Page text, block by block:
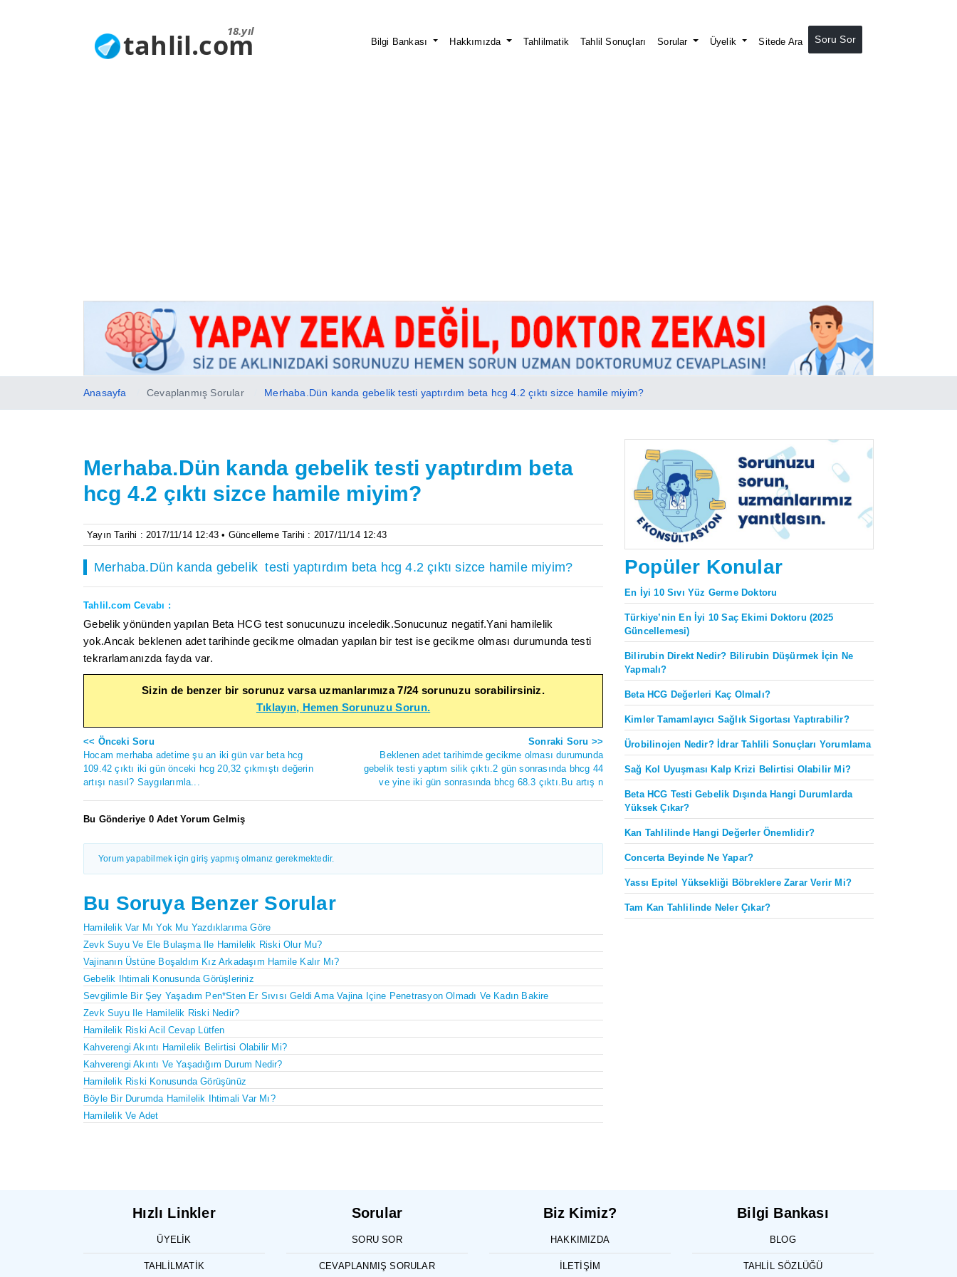
18.yıl
tahlil.com Bilgi Bankası Hakkımızda Tahlilmatik Tahlil Sonuçları Sorular Üyelik Sitede Ara Soru Sor
Anasayfa Cevaplanmış Sorular Merhaba.Dün kanda gebelik testi yaptırdım beta hcg 4.2 çıktı sizce hamile miyim?
Merhaba.Dün kanda gebelik testi yaptırdım beta
hcg 4.2 çıktı sizce hamile miyim?
Yayın Tarihi : 2017/11/14 12:43 • Güncelleme Tarihi : 2017/11/14 12:43
Merhaba.Dün kanda gebelik testi yaptırdım beta hcg 4.2 çıktı sizce hamile miyim?
Tahlil.com Cevabı :
Gebelik yönünden yapılan Beta HCG test sonucunuzu inceledik.Sonucunuz negatif.Yani hamilelik
yok.Ancak beklenen adet tarihinde gecikme olmadan yapılan bir test ise gecikme olması durumunda testi
tekrarlamanızda fayda var.
Sizin de benzer bir sorunuz varsa uzmanlarımıza 7/24 sorunuzu sorabilirsiniz.
Tıklayın, Hemen Sorunuzu Sorun.
<< Önceki Soru
Hocam merhaba adetime şu an iki gün var beta hcg
109.42 çıktı iki gün önceki hcg 20,32 çıkmıştı değerin
artışı nasıl? Saygılarımla...
Sonraki Soru >>
Beklenen adet tarihimde gecikme olması durumunda
gebelik testi yaptım silik çıktı.2 gün sonrasında bhcg 44
ve yine iki gün sonrasında bhcg 68.3 çıktı.Bu artış n
Bu Gönderiye 0 Adet Yorum Gelmiş
Yorum yapabilmek için giriş yapmış olmanız gerekmektedir.
Bu Soruya Benzer Sorular
Hamilelik Var Mı Yok Mu Yazdıklarıma Göre
Zevk Suyu Ve Ele Bulaşma Ile Hamilelik Riski Olur Mu?
Vajinanın Üstüne Boşaldım Kız Arkadaşım Hamile Kalır Mı?
Gebelik Ihtimali Konusunda Görüşleriniz
Sevgilimle Bir Şey Yaşadım Pen*sten Er Sıvısı Geldi Ama Vajina Içine Penetrasyon Olmadı Ve Kadın Bakire
Zevk Suyu Ile Hamilelik Riski Nedir?
Hamilelik Riski Acil Cevap Lütfen
Kahverengi Akıntı Hamilelik Belirtisi Olabilir Mi?
Kahverengi Akıntı Ve Yaşadığım Durum Nedir?
Hamilelik Riski Konusunda Görüşünüz
Böyle Bir Durumda Hamilelik Ihtimali Var Mı?
Hamilelik Ve Adet
Popüler Konular
En İyi 10 Sıvı Yüz Germe Doktoru
Türkiye’nin En İyi 10 Saç Ekimi Doktoru (2025
Güncellemesi)
Bilirubin Direkt Nedir? Bilirubin Düşürmek İçin Ne
Yapmalı?
Beta HCG Değerleri Kaç Olmalı?
Kimler Tamamlayıcı Sağlık Sigortası Yaptırabilir?
Ürobilinojen Nedir? İdrar Tahlili Sonuçları Yorumlama
Sağ Kol Uyuşması Kalp Krizi Belirtisi Olabilir Mi?
Beta HCG Testi Gebelik Dışında Hangi Durumlarda
Yüksek Çıkar?
Kan Tahlilinde Hangi Değerler Önemlidir?
Concerta Beyinde Ne Yapar?
Yassı Epitel Yüksekliği Böbreklere Zarar Verir Mi?
Tam Kan Tahlilinde Neler Çıkar?
Hızlı Linkler
ÜYELIK
TAHLILMATIK
Sorular
SORU SOR
CEVAPLANMIŞ SORULAR
Biz Kimiz?
HAKKIMIZDA
İLETIŞIM
Bilgi Bankası
BLOG
TAHLIL SÖZLÜĞÜ